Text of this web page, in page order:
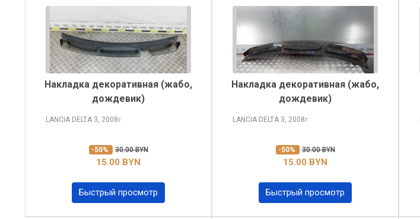
Накладка декоративная (жабо,
дождевик)
LANCIA DELTA 3, 2008г.
-50% 30.00 BYN
15.00 BYN
Быстрый просмотр
Накладка декоративная (жабо,
дождевик)
LANCIA DELTA 3, 2008г.
-50% 30.00 BYN
15.00 BYN
Быстрый просмотр